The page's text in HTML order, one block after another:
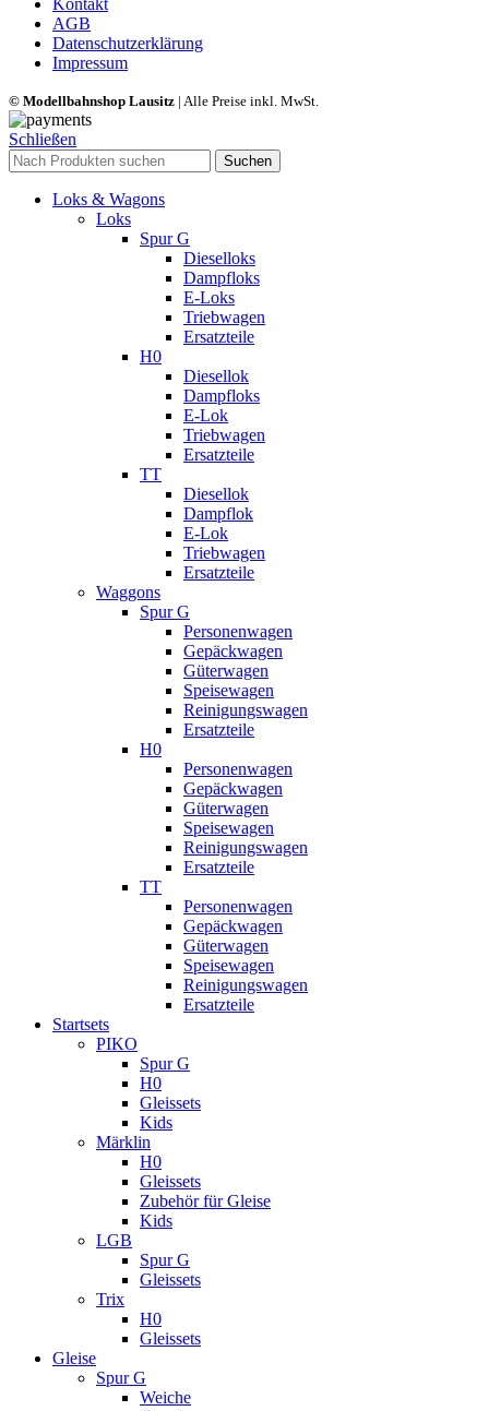
AGB
Datenschutzerklärung
Impressum
© Modellbahnshop Lausitz | Alle Preise inkl. MwSt.
Schließen
Suchen
Loks & Wagons
Loks
Spur G
Dieselloks
Dampfloks
E-Loks
Triebwagen
Ersatzteile
H0
Diesellok
Dampfloks
E-Lok
Triebwagen
Ersatzteile
TT
Diesellok
Dampflok
E-Lok
Triebwagen
Ersatzteile
Waggons
Spur G
Personenwagen
Gepäckwagen
Güterwagen
Speisewagen
Reinigungswagen
Ersatzteile
H0
Personenwagen
Gepäckwagen
Güterwagen
Speisewagen
Reinigungswagen
Ersatzteile
TT
Personenwagen
Gepäckwagen
Güterwagen
Speisewagen
Reinigungswagen
Ersatzteile
Startsets
PIKO
Spur G
H0
Gleissets
Kids
Märklin
H0
Gleissets
Zubehör für Gleise
Kids
LGB
Spur G
Gleissets
Trix
H0
Gleissets
Gleise
Spur G
Weiche